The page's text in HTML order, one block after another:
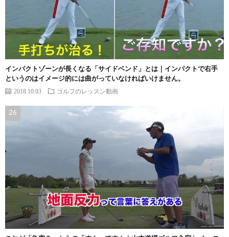
インパクトゾーンが長くなる「サイドベンド」とは｜インパクトで右手
というのはイメージ的には曲がっていなければいけません。
2018.10.03 ゴルフのレッスン動画